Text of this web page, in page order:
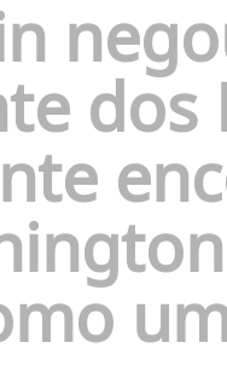
dos